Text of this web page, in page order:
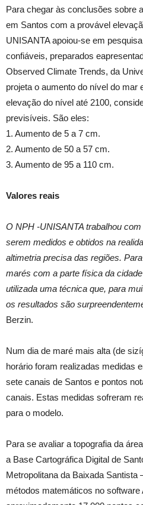
Para chegar às conclusões sobre
em Santos com a provável
UNISANTA apoiou-se em
confiáveis, preparados
Observed Climate Trends, da
projeta o aumento do nível do mar
elevação do nível até 2100,
previsíveis. São eles:
1. Aumento de 5 a 7 cm.
2. Aumento de 50 a 57 cm.
3. Aumento de 95 a 110 cm.
Valores reais
O NPH -UNISANTA trabalhou
serem medidos e obtidos na
altimetria precisa das regiões.
marés com a parte física da
utilizada uma técnica que, para
os resultados são
Berzin.
Num dia de maré mais alta (de
horário foram realizadas medidas
sete canais de Santos e pontos
canais. Estas medidas sofreram
para o modelo.
Para se avaliar a topografia da
a Base Cartográfica Digital de
Metropolitana da Baixada Santista
métodos matemáticos no